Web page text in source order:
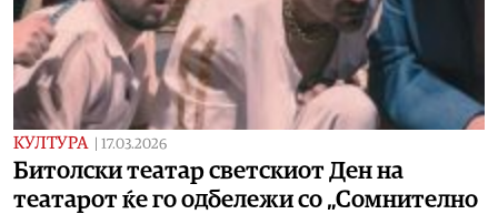
КУЛТУРА 17.03.2026
Битолски театар светскиот Ден на
театарот ќе го одбележи со „Сомнително